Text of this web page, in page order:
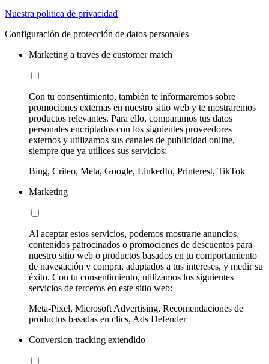
Nuestra política de privacidad
Configuración de protección de datos personales
Marketing a través de customer match
Con tu consentimiento, también te informaremos sobre
promociones externas en nuestro sitio web y te mostraremos
productos relevantes. Para ello, comparamos tus datos
personales encriptados con los siguientes proveedores
externos y utilizamos sus canales de publicidad online,
siempre que ya utilices sus servicios:
Bing, Criteo, Meta, Google, LinkedIn, Printerest, TikTok
Marketing
Al aceptar estos servicios, podemos mostrarte anuncios,
contenidos patrocinados o promociones de descuentos para
nuestro sitio web o productos basados en tu comportamiento
de navegación y compra, adaptados a tus intereses, y medir su
éxito. Con tu consentimiento, utilizamos los siguientes
servicios de terceros en este sitio web:
Meta-Pixel, Microsoft Advertising, Recomendaciones de
productos basadas en clics, Ads Defender
Conversion tracking extendido